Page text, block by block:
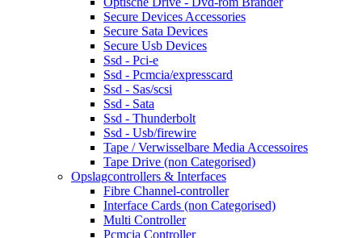
Secure Devices Accessories
Secure Sata Devices
Secure Usb Devices
Ssd - Pci-e
Ssd - Pcmcia/expresscard
Ssd - Sas/scsi
Ssd - Sata
Ssd - Thunderbolt
Ssd - Usb/firewire
Tape / Verwisselbare Media Accessoires
Tape Drive (non Categorised)
Opslagcontrollers & Interfaces
Fibre Channel-controller
Interface Cards (non Categorised)
Multi Controller
Pcmcia Controller